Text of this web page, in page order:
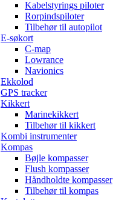
Kabelstyrings piloter
Rorpindspiloter
Tilbehør til autopilot
E-søkort
C-map
Lowrance
Navionics
Ekkolod
GPS tracker
Kikkert
Marinekikkert
Tilbehør til kikkert
Kombi instrumenter
Kompas
Bøjle kompasser
Flush kompasser
Håndholdte kompasser
Tilbehør til kompas